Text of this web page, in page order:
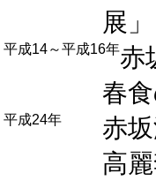
展」
平成14～平成16年赤
春
平成24年
赤
高